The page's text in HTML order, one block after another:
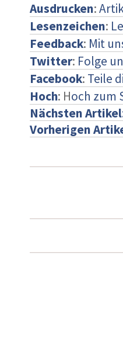
Ausdrucken:
Lesenzeichen:
Feedback: Mit
Twitter: Folge
Facebook: Teile
Hoch: Hoch zum
Nächsten Artikel
Vorherigen